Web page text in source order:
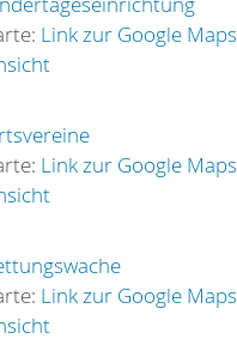
Link zur Google Maps
Link zur Google Maps
Link zur Google Maps